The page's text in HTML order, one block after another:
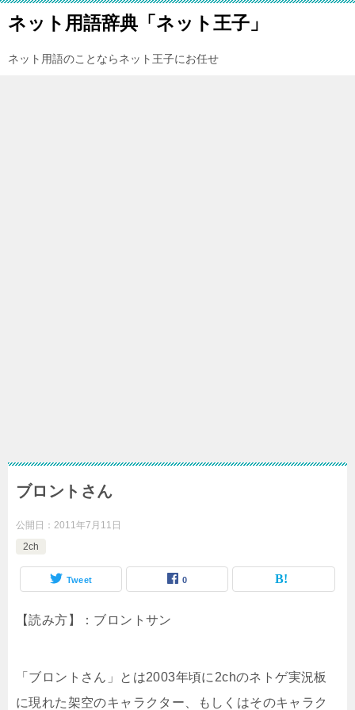
ネット用語辞典「ネット王子」
ネット用語のことならネット王子にお任せ
ブロントさん
公開日： 2011年7月11日
2ch
Tweet 0
【読み方】：ブロントサン
「ブロントさん」とは2003年頃に2chのネトゲ実況板
に現れた架空のキャラクター、もしくはそのキャラク